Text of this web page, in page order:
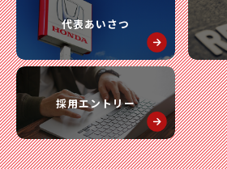
代表あいさつ
採用エントリー